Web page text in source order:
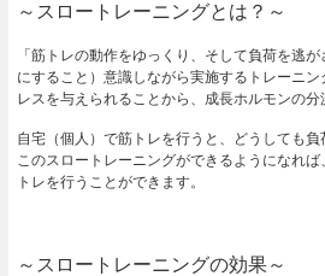
～スロートレーニングとは？～
「筋トレの動作をゆっくり、そして負荷を逃
にすること）意識しながら実施するトレーニ
レスを与えられることから、成長ホルモンの分
自宅（個人）で筋トレを行うと、どうしても負
このスロートレーニングができるようになれ
トレを行うことができます。
～スロートレーニングの効果～